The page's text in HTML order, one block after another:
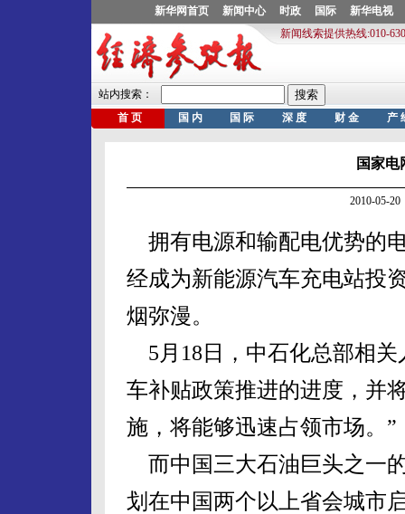
国家电
2010-05-
拥有电源和输配电优势的
经成为新能源汽车充电站投
烟弥漫。
5月18日，中石化总部相关
车补贴政策推进的进度，并
施，将能够迅速占领市场。”
而中国三大石油巨头之一
划在中国两个以上省会城市